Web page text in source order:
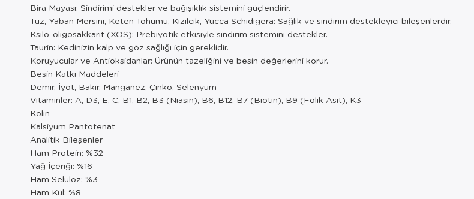
Bira Mayası: Sindirimi destekler ve bağışıklık sistemini güçlendirir.
Tuz, Yaban Mersini, Keten Tohumu, Kızılcık, Yucca Schidigera: Sağlık ve sindirim destekleyici bileşenlerdir.
Ksilo-oligosakkarit (XOS): Prebiyotik etkisiyle sindirim sistemini destekler.
Taurin: Kedinizin kalp ve göz sağlığı için gereklidir.
Koruyucular ve Antioksidanlar: Ürünün tazeliğini ve besin değerlerini korur.
Besin Katkı Maddeleri
Demir, İyot, Bakır, Manganez, Çinko, Selenyum
Vitaminler: A, D3, E, C, B1, B2, B3 (Niasin), B6, B12, B7 (Biotin), B9 (Folik Asit), K3
Kolin
Kalsiyum Pantotenat
Analitik Bileşenler
Ham Protein: %32
Yağ İçeriği: %16
Ham Selüloz: %3
Ham Kül: %8